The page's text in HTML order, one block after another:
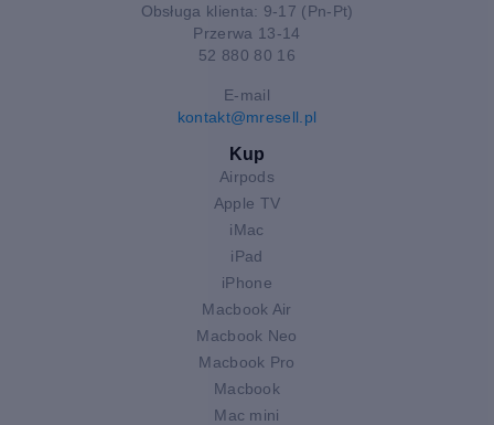
Obsługa klienta: 9-17 (Pn-Pt)
Przerwa 13-14
52 880 80 16
E-mail
kontakt@mresell.pl
Kup
Airpods
Apple TV
iMac
iPad
iPhone
Macbook Air
Macbook Neo
Macbook Pro
Macbook
Mac mini